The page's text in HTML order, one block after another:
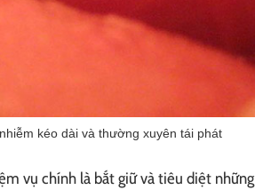
kéo dài và thường xuyên tái phát
vụ chính là bắt giữ và tiêu diệt những